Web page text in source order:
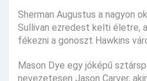
Sherman Augustus a nagyon
Sullivan ezredest kelti életre,
fékezni a gonoszt Hawkins
Mason Dye egy jóképű
nevezetesen Jason Carver,